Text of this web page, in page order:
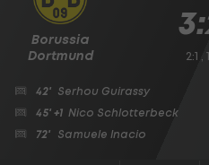
Borussia
Dortmund
2:1 ,
42' Serhou Guirassy
45' +1 Nico Schlotterbeck
72' Samuele Inacio